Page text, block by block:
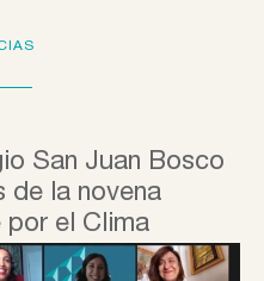
San Juan Bosco
de la novena
por el Clima